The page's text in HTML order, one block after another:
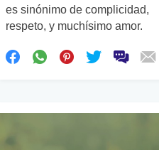
es sinónimo de complicidad,
respeto, y muchísimo amor.